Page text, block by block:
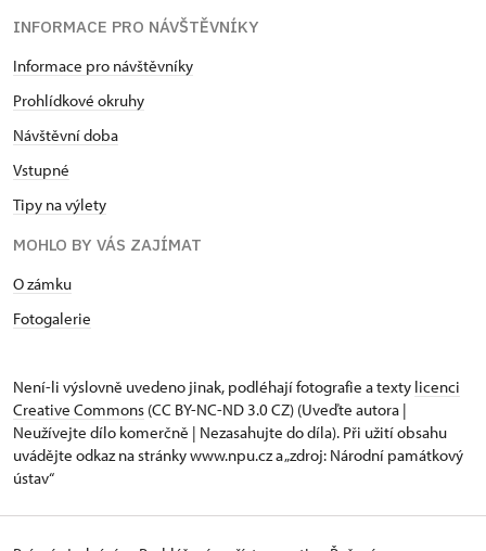
INFORMACE PRO NÁVŠTĚVNÍKY
Informace pro návštěvníky
Prohlídkové okruhy
Návštěvní doba
Vstupné
Tipy na výlety
MOHLO BY VÁS ZAJÍMAT
O zámku
Fotogalerie
Není-li výslovně uvedeno jinak, podléhají fotografie a texty licenci
Creative Commons (CC BY-NC-ND 3.0 CZ) (Uveďte autora |
Neužívejte dílo komerčně | Nezasahujte do díla). Při užití obsahu
uvádějte odkaz na stránky www.npu.cz a „zdroj: Národní památkový
ústav“